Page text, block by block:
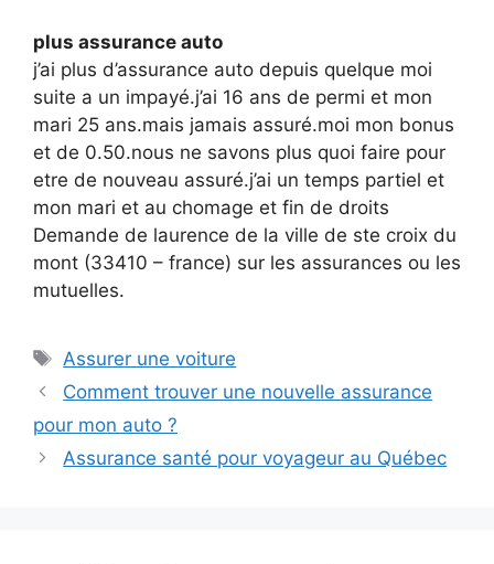
plus assurance auto
j’ai plus d’assurance auto depuis quelque moi
suite a un impayé.j’ai 16 ans de permi et mon
mari 25 ans.mais jamais assuré.moi mon bonus
et de 0.50.nous ne savons plus quoi faire pour
etre de nouveau assuré.j’ai un temps partiel et
mon mari et au chomage et fin de droits
Demande de laurence de la ville de ste croix du
mont (33410 – france) sur les assurances ou les
mutuelles.
Étiquettes
Assurer une voiture
Comment trouver une nouvelle assurance
pour mon auto ?
Assurance santé pour voyageur au Québec